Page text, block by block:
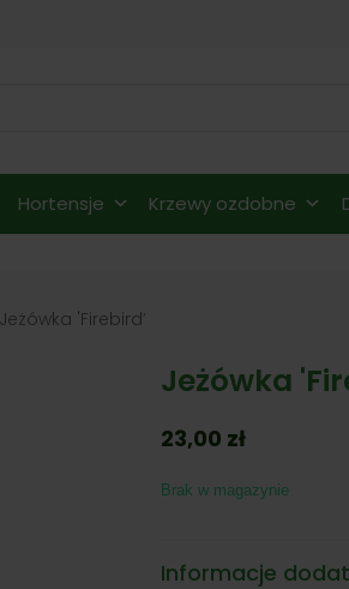
Hortensje Krzewy ozdobne
'Firebird’
Jeżówka
23,00 zł
Brak w magazynie
Informacje